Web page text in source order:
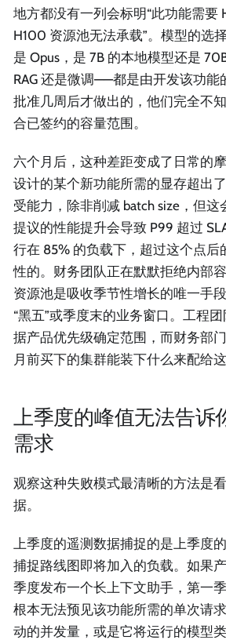
地方都没有一列会标明“此功能需要
H100 资源池无法承载”。模型的选
是 Opus，是 7B 的本地模型还是
RAG 还是微调——都是由开发该功能
批准几周后才做出的，他们完全不
合已签约的容量范围。
六个月后，这种差距变成了日常的
设计的某个新功能所需的显存超出
受能力，除非削减 batch size，但这
提议的性能提升会导致 P99 超过
行在 85% 的负载下，超过这个点后
性的。财务团队正在默默拒绝内部
资源池是吸收季节性增长的唯一手
“黑五”或季度末的业务窗口。工程
据产品优先级确定范围，而财务部
月前买下的集群能装下什么来配给这
上季度的峰值无法告
需求
观察这种失败模式最清晰的方法是
据。
上季度的遥测数据捕捉的是上季度
捕捉路线图即将加入的负载。如果
季度发布一个长上下文助手，第一
根本无法预见该功能所需的单次请
动的并发量，或是它将运行的模型